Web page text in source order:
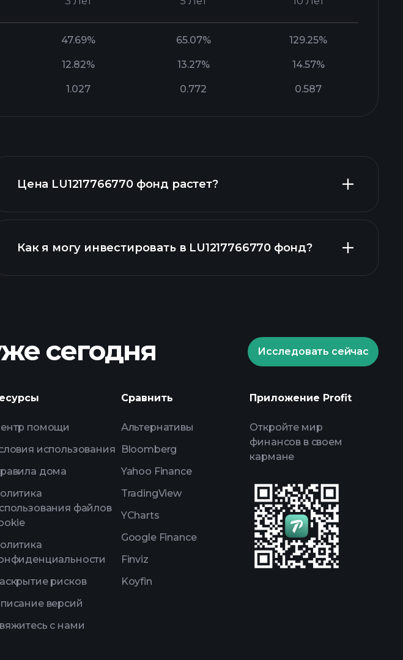
47.69% 65.07% 129.25%
12.82% 13.27% 14.57%
1.027 0.772 0.587
Цена LU1217766770 фонд растет?
диаграмме
Как я могу инвестировать в LU1217766770 фонд?
рекомендуемого брокера
сегодня Исследовать сейчас
помощи
использования
дома
файлов
рисков
версий
с нами
Сравнить
Альтернативы
Bloomberg
Yahoo Finance
TradingView
YCharts
Google Finance
Finviz
Koyfin
Приложение Profit
Откройте мир
финансов в своем
кармане